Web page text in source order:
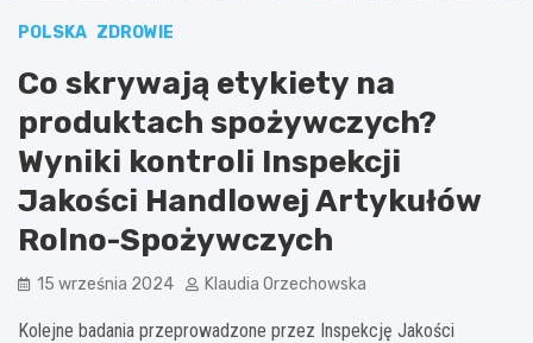
POLSKA ZDROWIE
Co skrywają etykiety na
produktach spożywczych?
Wyniki kontroli Inspekcji
Jakości Handlowej Artykułów
Rolno-Spożywczych
15 września 2024 Klaudia Orzechowska
Kolejne badania przeprowadzone przez Inspekcję Jakości